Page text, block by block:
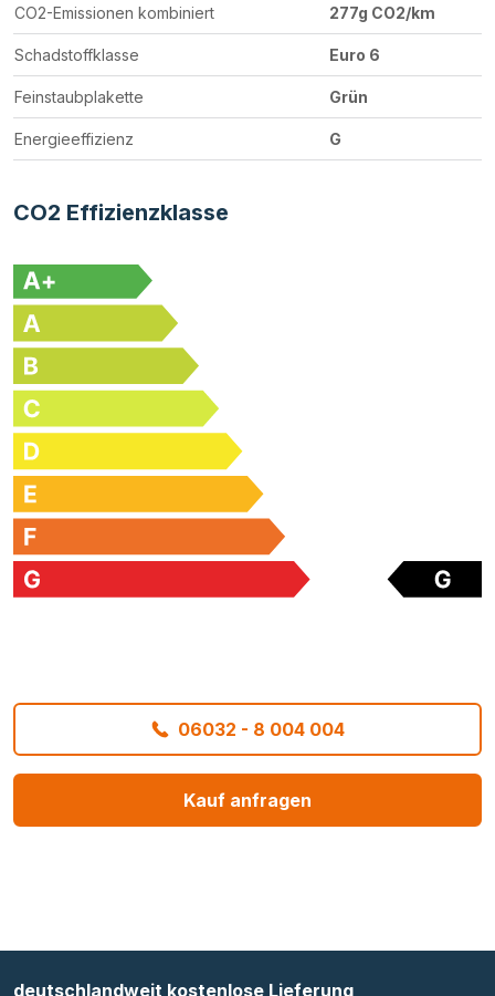
CO2-Emissionen kombiniert 277g CO2/km
Schadstoffklasse Euro 6
Feinstaubplakette Grün
Energieeffizienz G
CO2 Effizienzklasse
06032 - 8 004 004
Kauf anfragen
deutschlandweit kostenlose Lieferung